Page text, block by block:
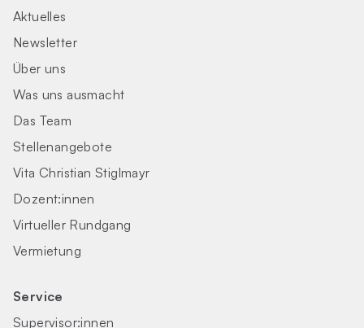
Aktuelles
Newsletter
Über uns
Was uns ausmacht
Das Team
Stellenangebote
Vita Christian Stiglmayr
Dozent:innen
Virtueller Rundgang
Vermietung
Service
Supervisor:innen